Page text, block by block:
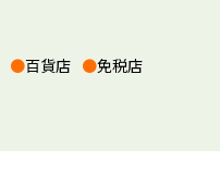
百貨店
免税店